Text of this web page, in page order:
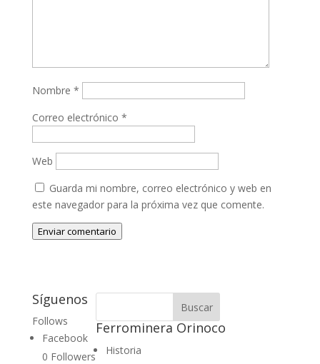
Nombre *
Correo electrónico *
Web
Guarda mi nombre, correo electrónico y web en
este navegador para la próxima vez que comente.
Enviar comentario
Síguenos
Follows
Facebook
0 Followers
Ferrominera Orinoco
Historia